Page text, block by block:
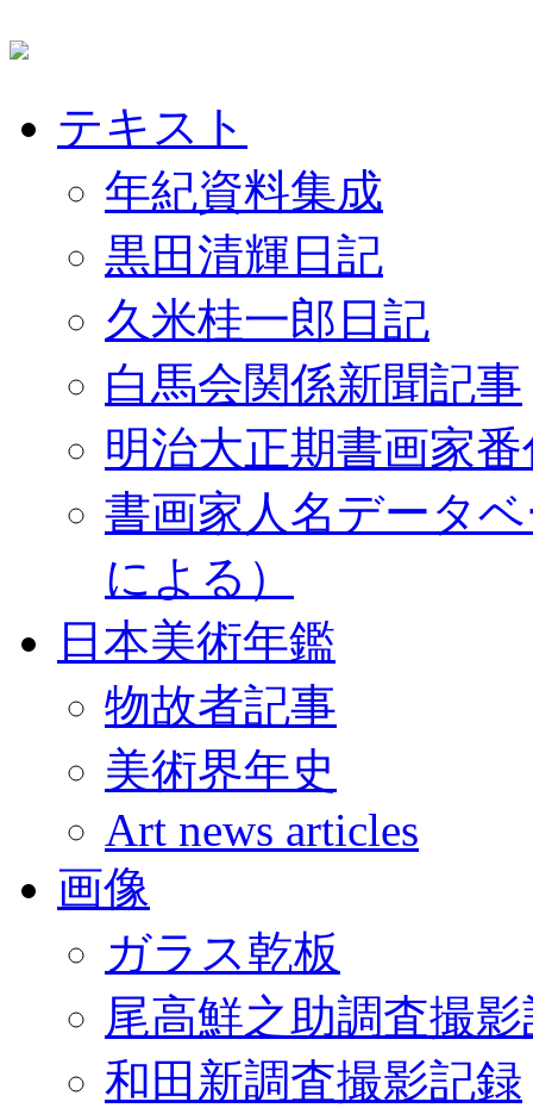
テキスト
年紀資料集成
黒田清輝日記
久米桂一郎日記
白馬会関係新聞記事
明治大正期書画家
書画家人名データ
による）
日本美術年鑑
物故者記事
美術界年史
Art news articles
画像
ガラス乾板
尾高鮮之助調査撮
和田新調査撮影記録